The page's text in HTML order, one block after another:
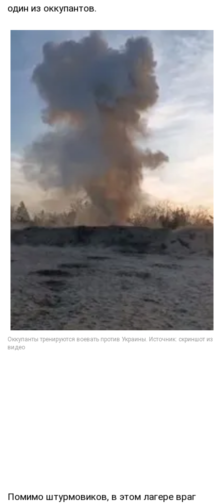
один из оккупантов.
Помимо штурмовиков, в этом лагере враг